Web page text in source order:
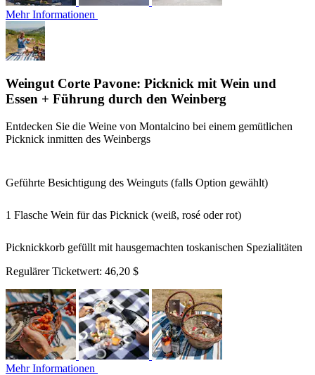
Mehr Informationen
Weingut Corte Pavone: Picknick mit Wein und
Essen + Führung durch den Weinberg
Entdecken Sie die Weine von Montalcino bei einem gemütlichen
Picknick inmitten des Weinbergs
Geführte Besichtigung des Weinguts (falls Option gewählt)
1 Flasche Wein für das Picknick (weiß, rosé oder rot)
Picknickkorb gefüllt mit hausgemachten toskanischen Spezialitäten
Regulärer Ticketwert: 46,20 $
Mehr Informationen